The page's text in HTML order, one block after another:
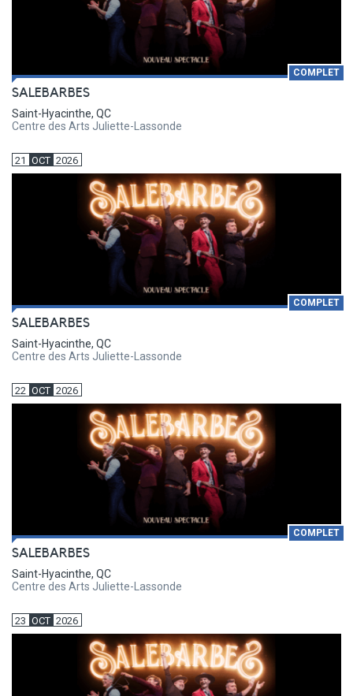
COMPLET
SALEBARBES
Saint-Hyacinthe, QC
Centre des Arts Juliette-Lassonde
21 OCT 2026
COMPLET
SALEBARBES
Saint-Hyacinthe, QC
Centre des Arts Juliette-Lassonde
22 OCT 2026
COMPLET
SALEBARBES
Saint-Hyacinthe, QC
Centre des Arts Juliette-Lassonde
23 OCT 2026